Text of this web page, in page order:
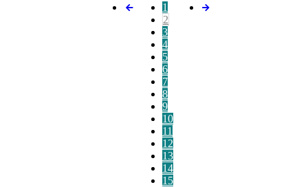
1
2
3
4
5
6
7
8
9
10
11
12
13
14
15